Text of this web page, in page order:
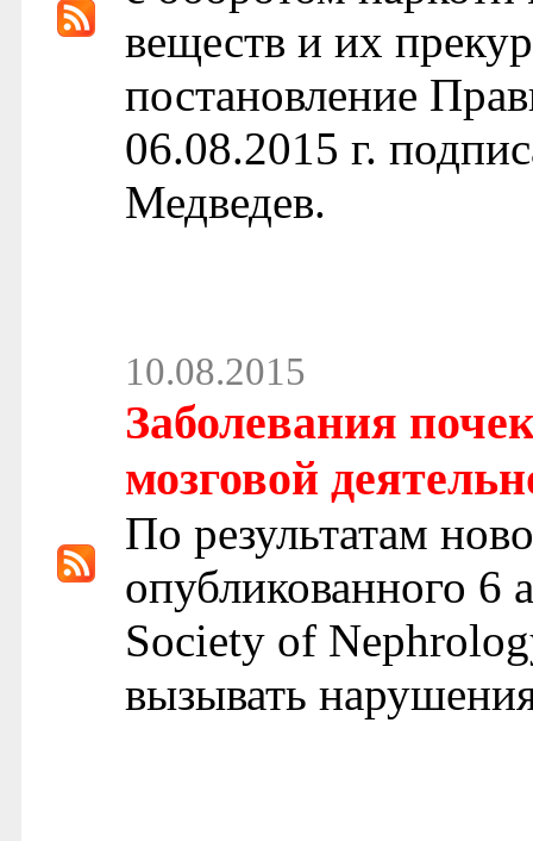
веществ и их
постановление
06.08.2015 г.
Медведев.
10.08.2015
Заболевания
мозговой
По результатам
опубликованного 6
Society of
вызывать